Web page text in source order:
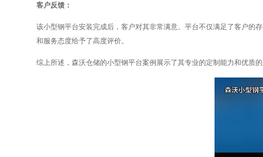
客户反馈：
该小型钢平台安装完成后，客户对其非常满意。平台不仅满足了客户的
和服务态度给予了高度评价。
综上所述，森沃仓储的小型钢平台案例展示了其专业的定制能力和优质